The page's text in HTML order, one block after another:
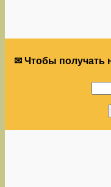
✉ Чтобы получать